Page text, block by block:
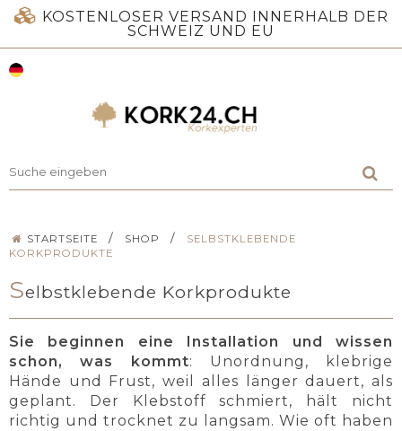
KOSTENLOSER VERSAND INNERHALB DER
SCHWEIZ UND EU
STARTSEITE / SHOP /
SELBSTKLEBENDE
KORKPRODUKTE
Selbstklebende Korkprodukte
Sie beginnen eine Installation und wissen
schon, was kommt: Unordnung, klebrige
Hände und Frust, weil alles länger dauert, als
geplant. Der Klebstoff schmiert, hält nicht
richtig und trocknet zu langsam. Wie oft haben